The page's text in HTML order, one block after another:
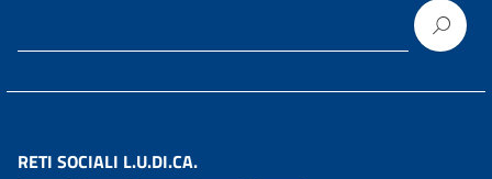
RETI SOCIALI L.U.DI.CA.